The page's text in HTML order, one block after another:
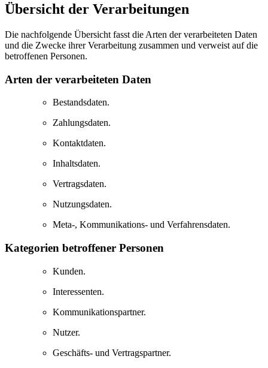
Übersicht der Verarbeitungen
Die nachfolgende Übersicht fasst die Arten der verarbeiteten Daten
und die Zwecke ihrer Verarbeitung zusammen und verweist auf die
betroffenen Personen.
Arten der verarbeiteten Daten
Bestandsdaten.
Zahlungsdaten.
Kontaktdaten.
Inhaltsdaten.
Vertragsdaten.
Nutzungsdaten.
Meta-, Kommunikations- und Verfahrensdaten.
Kategorien betroffener Personen
Kunden.
Interessenten.
Kommunikationspartner.
Nutzer.
Geschäfts- und Vertragspartner.